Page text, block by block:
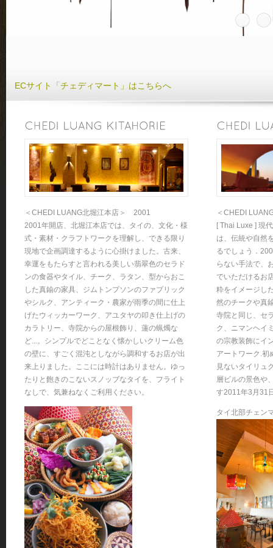
ECサイト「チェディマート」はこちらへ
＜CHEDI LUANG北堀江本店＞ 2001
2001年開店、北堀江本店では、タイの、文化・様
式・素材・クラフトワークを理解し、できる限り
現地で企画調達するように心掛けました。古来、
幸運をもたらすと言われる美しい翡翠色のセラド
ンの食器やタイル、チーク、ラタン、型からおこ
した真鍮の家具、ジムトンプソンのファブリック
やシルク、アンティーク・農家が雨季の間に仕上
げたウィッカーワーク、アユタヤの叩き仕上げの
カラトリー、寺院からの屋根飾り、蓮の蝋燭な
ど...。シンプルでどことなく懐かしいクリーム色
の壁に、すごく混沌としながら調和するお店が出
来上りました。ここには時計はありません。ゆっ
たりと飽きのこないスノッブなタイを、フライト
なしで、気兼ねなくご利用ください。
＜CHEDI
[ Thai Luxe ] 現
は、伝統や自然
るでしょう．
らない手法で、
でいただけるお
粋をイメージし
然のチークや真
寺院と同じ、セ
ク、ニマンヘイ
の宗教装飾にイ
アートワーク.初
見ないタイリュ
層ビルの景色や
す2011年3月31
タイ北部チェン